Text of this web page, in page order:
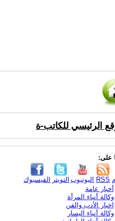
الرئيسي للكاتب-ة
على:
الفيسبوك التويتر اليوتيوب RSS
أخبار عامة
وكالة أنباء المرأة
اخبار الأدب والفن
وكالة أنباء اليسار